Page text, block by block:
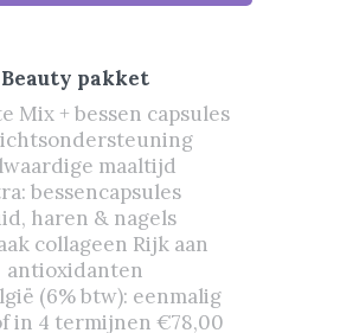
Beauty pakket
Mix + bessen capsules
maaltijd
bessencapsules
haren & nagels
collageen Rijk aan
antioxidanten
(6% btw): eenmalig
in 4 termijnen €78,00